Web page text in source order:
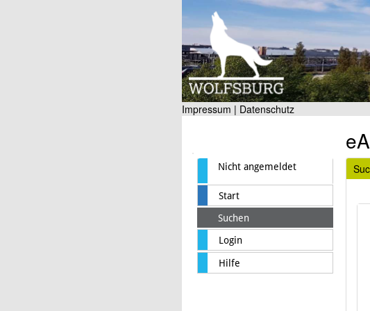
Impressum | Datenschutz
Nicht angemeldet
Start
Suchen
Login
Hilfe